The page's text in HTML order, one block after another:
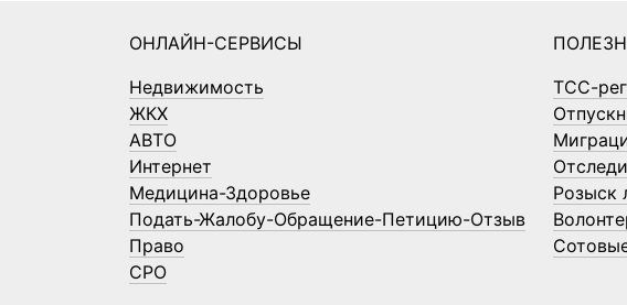
ОНЛАЙН-СЕРВИСЫ
Недвижимость
ЖКХ
АВТО
Интернет
Медицина-Здоровье
Подать-Жалобу-Обращение-Петицию-Отзыв
Право
СРО
ТСС-
Розыск